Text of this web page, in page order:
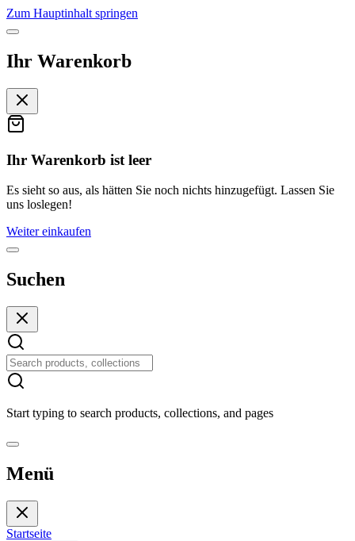
Zum Hauptinhalt springen
Ihr Warenkorb
Ihr Warenkorb ist leer
Es sieht so aus, als hätten Sie noch nichts hinzugefügt. Lassen Sie
uns loslegen!
Weiter einkaufen
Suchen
Start typing to search products, collections, and pages
Menü
Startseite